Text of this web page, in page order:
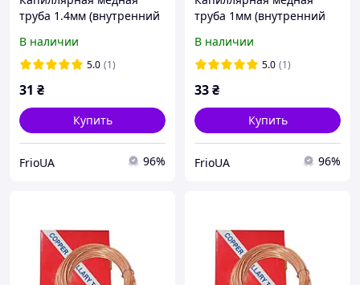
труба 1.4мм (внутренний
В наличии
5.0 (1)
31 ₴
Купить
FrioUA 96%
труба 1мм (внутренний
В наличии
5.0 (1)
33₴
Купить
FrioUA 96%